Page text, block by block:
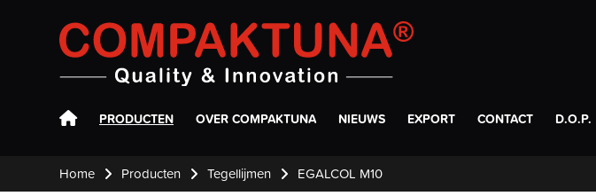
Compaktuna
PRODUCTEN OVER COMPAKTUNA NIEUWS EXPORT CONTACT D.O.P.
Home Producten Tegellijmen EGALCOL M10